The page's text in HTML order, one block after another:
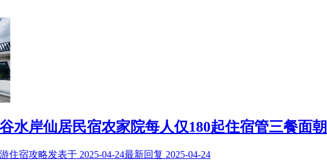
水岸仙居民宿农家院每人仅180起住宿管三餐面
住宿攻略发表于 2025-04-24最新回复 2025-04-24